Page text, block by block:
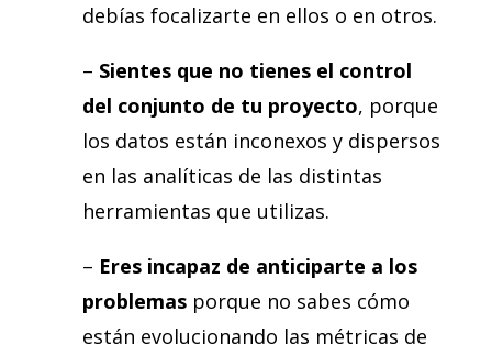
debías focalizarte en ellos o en otros.
– Sientes que no tienes el control
del conjunto de tu proyecto, porque
los datos están inconexos y dispersos
en las analíticas de las distintas
herramientas que utilizas.
– Eres incapaz de anticiparte a los
problemasporque no sabes cómo
están evolucionando las métricas de